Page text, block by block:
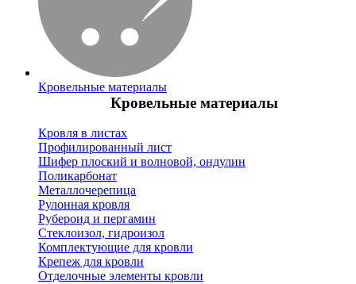
Кровельные материалы
Кровельные материалы
Кровля в листах
Профилированный лист
Шифер плоский и волновой, ондулин
Поликарбонат
Металлочерепица
Рулонная кровля
Рубероид и пергамин
Стеклоизол, гидроизол
Комплектующие для кровли
Крепеж для кровли
Отделочные элементы кровли